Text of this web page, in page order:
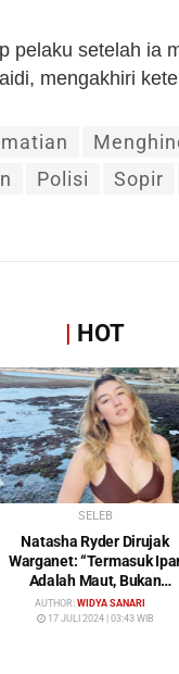
pelaku setelah ia
mengakhiri
Polisi Sopir
| HOT
SELEB
Natasha Ryder Dirujak
Warganet: “Termasuk
Adalah Maut, Bukan
Mendamaikan Malah
Menyiram Bensin”
AUTHOR: WIDYA SANARI
17 JULI 2024 | 03:43 WIB